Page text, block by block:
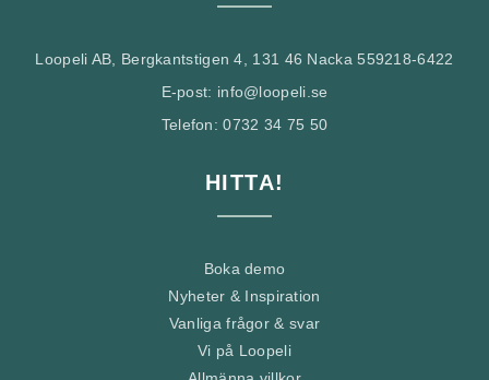
Loopeli AB, Bergkantstigen 4, 131 46 Nacka 559218-6422
E-post: info@loopeli.se
Telefon: 0732 34 75 50
HITTA!
Boka demo
Nyheter & Inspiration
Vanliga frågor & svar
Vi på Loopeli